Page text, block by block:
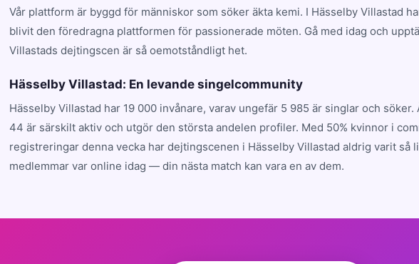
Vår plattform är byggd för människor som söker äkta kemi. I Hässelby Villastad
blivit den föredragna plattformen för passionerade möten. Gå med idag och
Villastads dejtingscen är så oemotståndligt het.
Hässelby Villastad: En levande singelcommunity
Hässelby Villastad har 19 000 invånare, varav ungefär 5 985 är singlar och
44 är särskilt aktiv och utgör den största andelen profiler. Med 50% kvinnor i
registreringar denna vecka har dejtingscenen i Hässelby Villastad aldrig varit så
medlemmar var online idag — din nästa match kan vara en av dem.